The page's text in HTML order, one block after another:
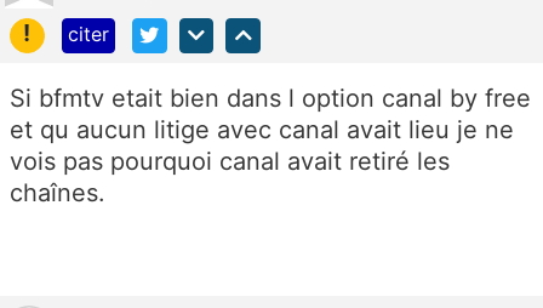
!
citer
Si bfmtv etait bien dans l option canal by free
et qu aucun litige avec canal avait lieu je ne
vois pas pourquoi canal avait retiré les
chaînes.